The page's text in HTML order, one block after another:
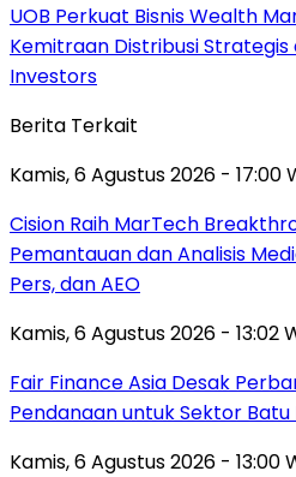
UOB Perkuat Bisnis Wealth
Kemitraan Distribusi
Investors
Berita Terkait
Kamis, 6 Agustus 2026 - 17:00
Cision Raih MarTech
Pemantauan dan Analisis
Pers, dan AEO
Kamis, 6 Agustus 2026 - 13:02
Fair Finance Asia Desak
Pendanaan untuk Sektor Batu
Kamis, 6 Agustus 2026 - 13:00